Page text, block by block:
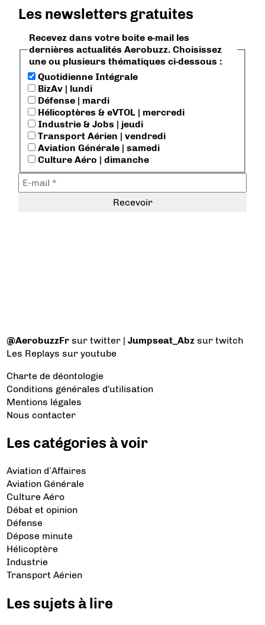
Les newsletters gratuites
Recevez dans votre boite e-mail les
dernières actualités Aerobuzz. Choisissez
une ou plusieurs thématiques ci-dessous :
Quotidienne Intégrale
BizAv | lundi
Défense | mardi
Hélicoptères & eVTOL | mercredi
Industrie & Jobs | jeudi
Transport Aérien | vendredi
Aviation Générale | samedi
Culture Aéro | dimanche
@AerobuzzFr sur twitter |Jumpseat_Abz sur twitch
Les Replays sur youtube
Charte de déontologie
Conditions générales d'utilisation
Mentions légales
Nous contacter
Les catégories à voir
Aviation d’Affaires
Aviation Générale
Culture Aéro
Débat et opinion
Défense
Dépose minute
Hélicoptère
Industrie
Transport Aérien
Les sujets à lire